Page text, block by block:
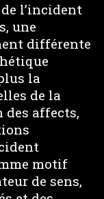
l’incident
une
différente
la
de la
des affects,
motif
de sens,